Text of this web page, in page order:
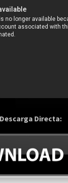
Descarga Directa: